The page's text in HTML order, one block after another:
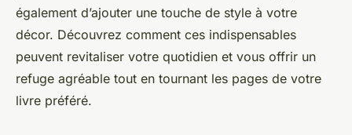
également d’ajouter une touche de style à votre
décor. Découvrez comment ces indispensables
peuvent revitaliser votre quotidien et vous offrir un
refuge agréable tout en tournant les pages de votre
livre préféré.